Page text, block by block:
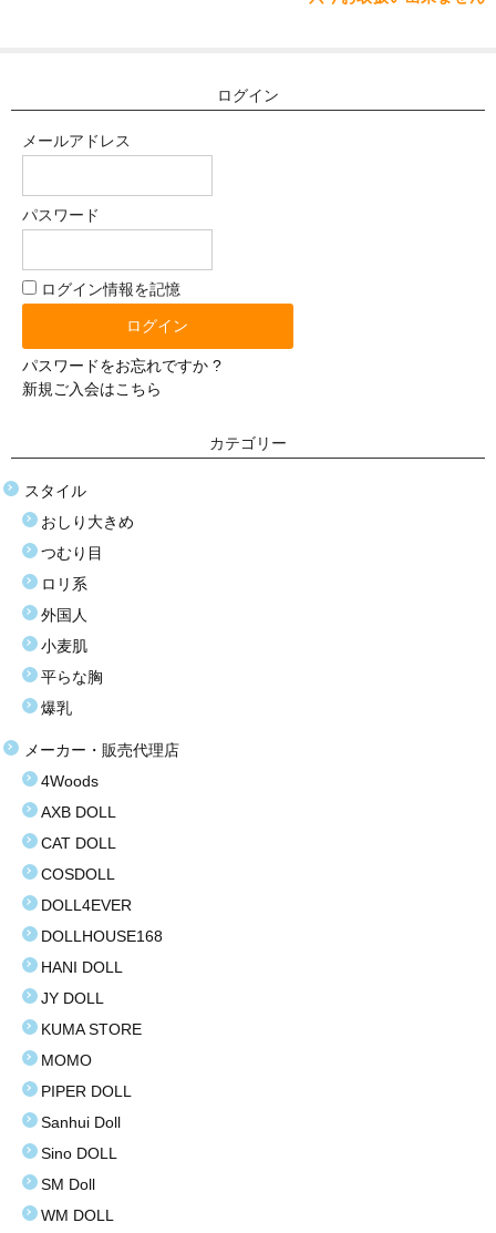
21-30kg
31-40kg
51-60kg
シリコン
塩化ビニール（プラスティック）
価格選択
3万円以下
8万〜9万円
9万〜11万円
11万〜13万円
13万〜15万円
15万〜17万円
17万〜19万円
19万円以上
お買い得商品
お問い合わせ
ログイン
メールアドレス
パスワード
ログイン情報を記憶
パスワードをお忘れですか ?
新規ご入会はこちら
カテゴリー
スタイル
おしり大きめ
つむり目
ロリ系
外国人
小麦肌
平らな胸
爆乳
メーカー・販売代理店
4Woods
AXB DOLL
CAT DOLL
COSDOLL
DOLL4EVER
DOLLHOUSE168
HANI DOLL
JY DOLL
KUMA STORE
MOMO
PIPER DOLL
Sanhui Doll
Sino DOLL
SM Doll
WM DOLL